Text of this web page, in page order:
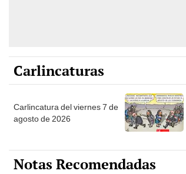
Carlincaturas
Carlincatura del viernes 7 de
agosto de 2026
Notas Recomendadas